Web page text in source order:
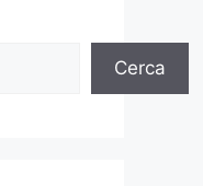
Cerca